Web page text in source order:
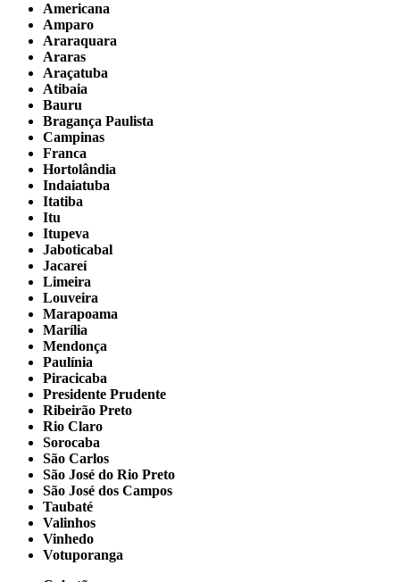
Americana
Amparo
Araraquara
Araras
Araçatuba
Atibaia
Bauru
Bragança Paulista
Campinas
Franca
Hortolândia
Indaiatuba
Itatiba
Itu
Itupeva
Jaboticabal
Jacareí
Limeira
Louveira
Marapoama
Marília
Mendonça
Paulínia
Piracicaba
Presidente Prudente
Ribeirão Preto
Rio Claro
Sorocaba
São Carlos
São José do Rio Preto
São José dos Campos
Taubaté
Valinhos
Vinhedo
Votuporanga